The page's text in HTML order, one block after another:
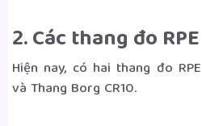
2. Các thang đo RPE
Hiện nay, có hai thang đo
và Thang Borg CR10.